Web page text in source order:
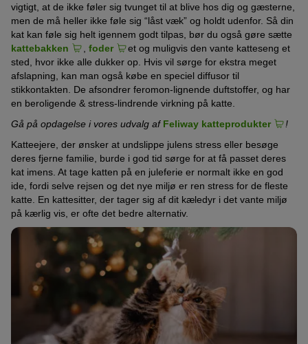
vigtigt, at de ikke føler sig tvunget til at blive hos dig og gæsterne,
men de må heller ikke føle sig “låst væk” og holdt udenfor. Så din
kat kan føle sig helt igennem godt tilpas, bør du også gøre sætte
kattebakken
foder
et og muligvis den vante katteseng et
sted, hvor ikke alle dukker op. Hvis vil sørge for ekstra meget
afslapning, kan man også købe en speciel diffusor til
stikkontakten. De afsondrer feromon-lignende duftstoffer, og har
en beroligende & stress-lindrende virkning på katte.
Gå på opdagelse i vores udvalg af Feliway katteprodukter
!
Katteejere, der ønsker at undslippe julens stress eller besøge
deres fjerne familie, burde i god tid sørge for at få passet deres
kat imens. At tage katten på en juleferie er normalt ikke en god
ide, fordi selve rejsen og det nye miljø er ren stress for de fleste
katte. En kattesitter, der tager sig af dit kæledyr i det vante miljø
på kærlig vis, er ofte det bedre alternativ.